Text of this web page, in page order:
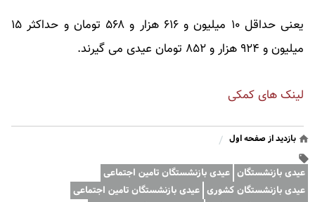
یعنی حداقل ۱۰ میلیون و ۶۱۶ هزار و ۵۶۸ تومان و حداکثر ۱۵
میلیون و ۹۲۴ هزار و ۸۵۲ تومان عیدی می گیرند.
لینک های کمکی
بازدید از صفحه اول /
عیدی بازنشستگان عیدی بازنشستگان تامین اجتماعی
عیدی بازنشستگان کشوری عیدی بازنشستگان تامین اجتماعی